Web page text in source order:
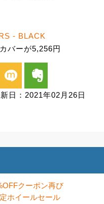
- BLACK
バーが5,256円
mixi evernote
日：2021年02月26日
クーポン再び
ホイールセール